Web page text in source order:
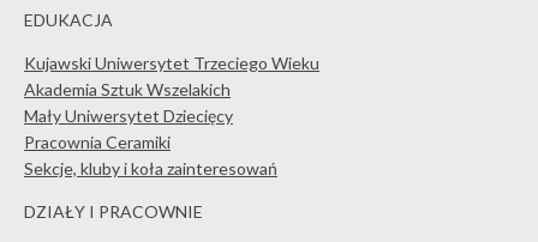
EDUKACJA
Kujawski Uniwersytet Trzeciego Wieku
Akademia Sztuk Wszelakich
Mały Uniwersytet Dziecięcy
Pracownia Ceramiki
Sekcje, kluby i koła zainteresowań
DZIAŁY I PRACOWNIE